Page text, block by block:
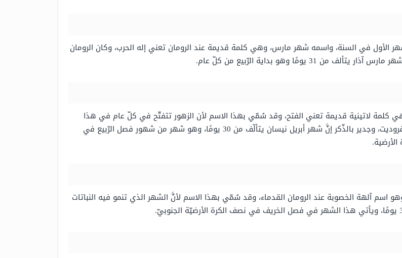
الأول في السنة، واسمه شهر مارس، وهي كلمة قديمة عند الرومان تعني إله الحرب، وكان الرومان
وهو بداية الرّبيع من كلّ عام.
كلمة لاتينية قديمة تعني الفتح، وقد سُمّي بهذا الاسم لأن الزهور تتفتّح في كلّ عام في هذا
الشّهر، وقيل أيضًا إنَّ سبب تسميته يعود لاسم إله يوناني وهو أفروديت، وجدير بالذّكر إنَّ شهر أبريل نيسان يتألّف من 30 يومًا، وهو شهر من شهور فصل الرّبيع في
آلهة الخصوبة عند الرومان القدماء، وقد سُمّي بهذا الاسم لأنَّ الشهر الذي تنمو فيه النباتات